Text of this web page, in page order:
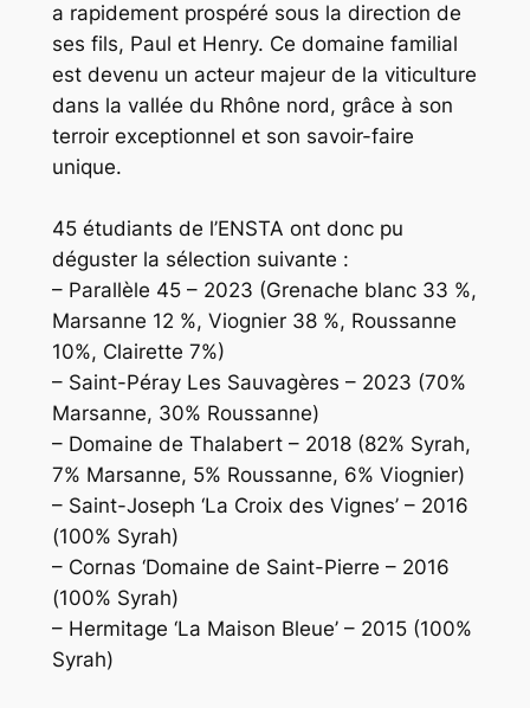
a rapidement prospéré sous la direction de
ses fils, Paul et Henry. Ce domaine familial
est devenu un acteur majeur de la viticulture
dans la vallée du Rhône nord, grâce à son
terroir exceptionnel et son savoir-faire
unique.
45 étudiants de l’ENSTA ont donc pu
déguster la sélection suivante :
– Parallèle 45 – 2023 (Grenache blanc 33 %,
Marsanne 12 %, Viognier 38 %, Roussanne
10%, Clairette 7%)
– Saint-Péray Les Sauvagères – 2023 (70%
Marsanne, 30% Roussanne)
– Domaine de Thalabert – 2018 (82% Syrah,
7% Marsanne, 5% Roussanne, 6% Viognier)
– Saint-Joseph ‘La Croix des Vignes’ – 2016
(100% Syrah)
– Cornas ‘Domaine de Saint-Pierre – 2016
(100% Syrah)
– Hermitage ‘La Maison Bleue’ – 2015 (100%
Syrah)